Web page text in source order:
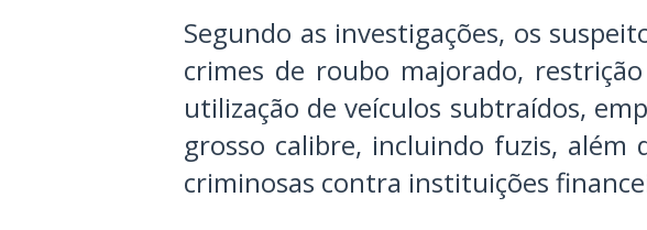
Segundo as investigações, os
crimes de roubo majorado,
utilização de veículos subtraídos,
grosso calibre, incluindo fuzis, além
criminosas contra instituições